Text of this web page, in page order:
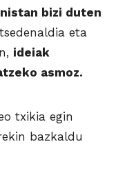
bizi duten
eta
ideiak
asmoz.
txikia egin
bazkaldu